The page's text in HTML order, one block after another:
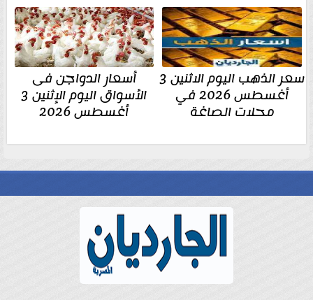
سعر الذهب اليوم الاثنين 3
أغسطس 2026 في
محلات الصاغة
أسعار الدواجن فى
الأسواق اليوم الإثنين 3
أغسطس 2026